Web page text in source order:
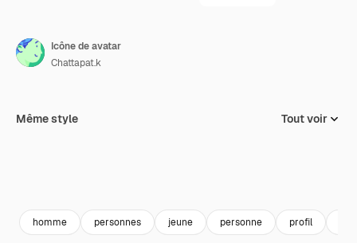
Icône de avatar
Chattapat.k
Même style Tout voir
homme personnes jeune personne profil